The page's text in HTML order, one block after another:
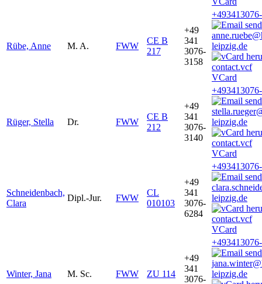
Rübe, Anne M. A. FWW
CE B
217
+49
341
3076-
3158
leipzig.de
VCard
Rüger, Stella Dr. FWW
CE B
212
+49
341
3076-
3140
leipzig.de
VCard
Schneidenbach,
Clara
Dipl.-Jur. FWW
CL
010103
+49
341
3076-
6284
leipzig.de
VCard
Winter, Jana M. Sc. FWW ZU 114
+49
341
3076-
leipzig.de